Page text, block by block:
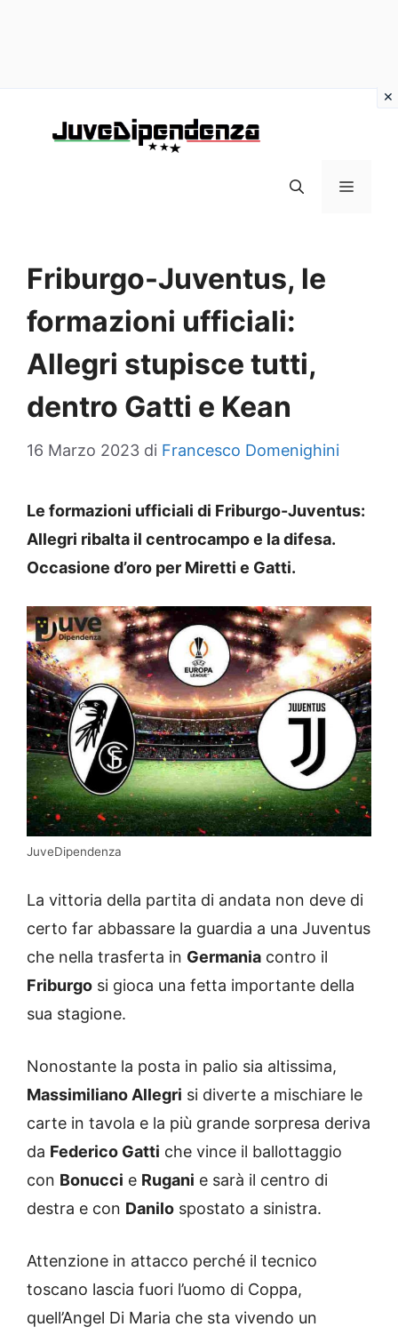
MENU
Friburgo-Juventus, le
formazioni ufficiali:
Allegri stupisce tutti,
dentro Gatti e Kean
16 Marzo 2023 di Francesco Domenighini
Le formazioni ufficiali di Friburgo-Juventus:
Allegri ribalta il centrocampo e la difesa.
Occasione d’oro per Miretti e Gatti.
JuveDipendenza
La vittoria della partita di andata non deve di
certo far abbassare la guardia a una Juventus
che nella trasferta in Germania contro il
Friburgo si gioca una fetta importante della
sua stagione.
Nonostante la posta in palio sia altissima,
Massimiliano Allegri si diverte a mischiare le
carte in tavola e la più grande sorpresa deriva
da Federico Gatti che vince il ballottaggio
con Bonucci e Rugani e sarà il centro di
destra e con Danilo spostato a sinistra.
Attenzione in attacco perché il tecnico
toscano lascia fuori l’uomo di Coppa,
quell’Angel Di Maria che sta vivendo un